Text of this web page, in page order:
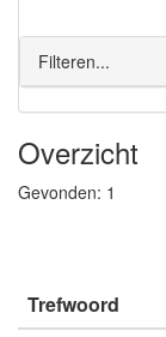
Filteren...
Overzicht
Gevonden: 1
Trefwoord